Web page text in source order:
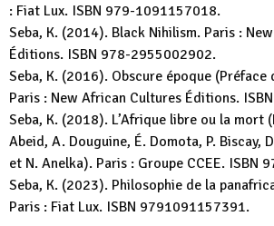
: Fiat Lux. ISBN 979-1091157018.
Seba, K. (2014). Black Nihilism. Paris :
Éditions. ISBN 978-2955002902.
Seba, K. (2016). Obscure époque (Préface
Paris : New African Cultures Éditions.
Seba, K. (2018). L’Afrique libre ou la mort
Abeid, A. Douguine, É. Domota, P. Biscay,
et N. Anelka). Paris : Groupe CCEE. ISBN
Seba, K. (2023). Philosophie de la
Paris : Fiat Lux. ISBN 9791091157391.